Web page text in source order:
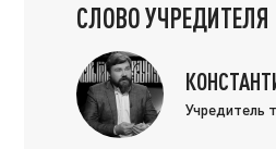
СЛОВО УЧРЕДИТЕЛЯ
Учредитель